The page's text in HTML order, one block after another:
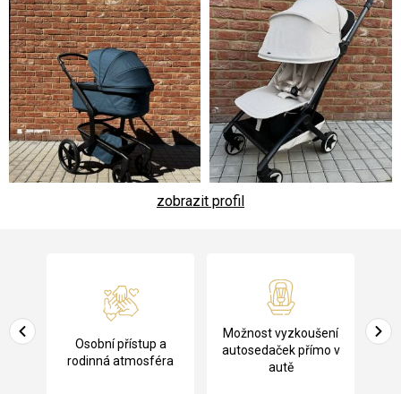
zobrazit profil
a
Osobní přístup a
rodinná atmosféra
Možnost vyzkoušení
autosedaček přímo v
autě